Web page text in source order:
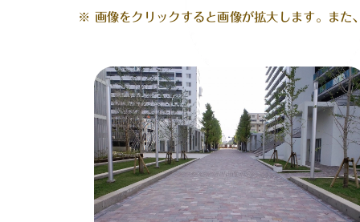
※ 画像をクリックすると画像が拡大します。また